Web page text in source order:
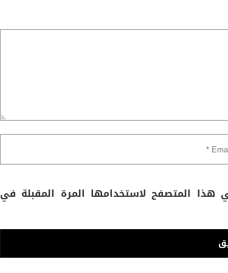
هذا المتصفح لاستخدامها المرة المقبلة في